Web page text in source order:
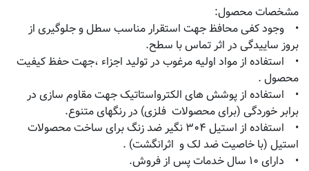
مشخصات محصول:
• وجود کفی محافظ جهت استقرار مناسب سطل و جلوگیری از
بروز ساییدگی در اثر تماس با سطح.
• استفاده از مواد اولیه مرغوب در تولید اجزاء ،جهت حفظ کیفیت
محصول .
• استفاده از پوشش های الکترواستاتیک جهت مقاوم سازی در
برابر خوردگی (برای محصولات فلزی) در رنگهای متنوع.
• استفاده از استیل ۳۰۴ نگیر ضد زنگ برای ساخت محصولات
استیل (با خاصیت ضد لک و اثرانگشت) .
• دارای ۱۰ سال خدمات پس از فروش.